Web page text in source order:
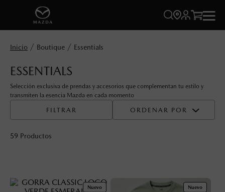
 
Boutique Essentials
ESSENTIALS
Selección exclusiva de prendas y accesorios que complementan tu estilo y
transmiten la esencia Mazda en cada momento
FILTRAR ORDENAR POR
59 Productos
Nuevo Nuevo